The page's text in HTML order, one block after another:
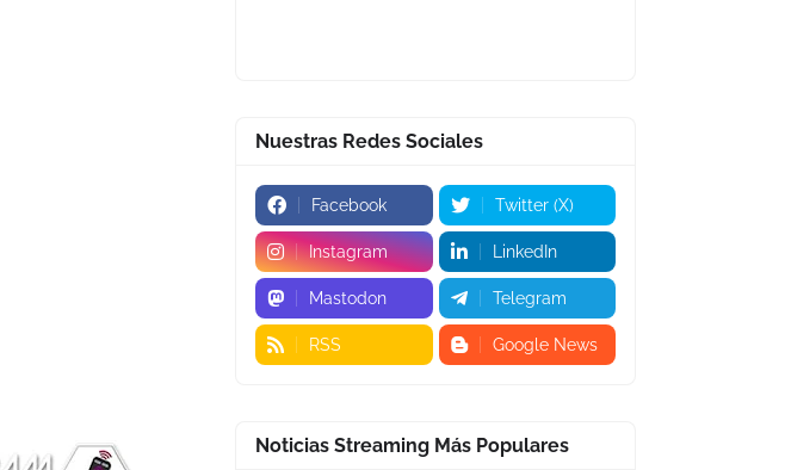
Nuestras Redes Sociales
Facebook Twitter (X)
Instagram LinkedIn
Mastodon Telegram
RSS Google News
Noticias Streaming Más Populares